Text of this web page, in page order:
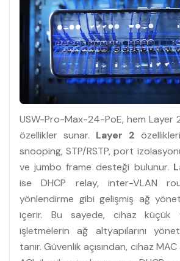
USW-Pro-Max-24-PoE, hem Layer
özellikler sunar. Layer 2
snooping, STP/RSTP, port
ve jumbo frame desteği bulunur.
ise DHCP relay, inter-VLAN
yönlendirme gibi gelişmiş ağ
içerir. Bu sayede, cihaz
işletmelerin ağ altyapılarını
tanır. Güvenlik açısından, cihaz